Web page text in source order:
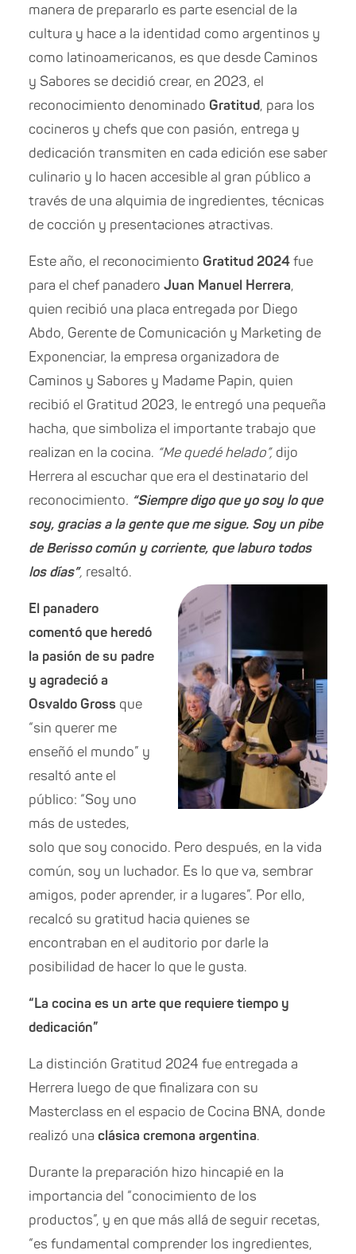
manera de prepararlo es parte esencial de la
cultura y hace a la identidad como argentinos y
como latinoamericanos, es que desde Caminos
y Sabores se decidió crear, en 2023, el
reconocimiento denominado Gratitud, para los
cocineros y chefs que con pasión, entrega y
dedicación transmiten en cada edición ese saber
culinario y lo hacen accesible al gran público a
través de una alquimia de ingredientes, técnicas
de cocción y presentaciones atractivas.
Este año, el reconocimiento Gratitud 2024fue
para el chef panadero Juan Manuel Herrera,
quien recibió una placa entregada por Diego
Abdo, Gerente de Comunicación y Marketing de
Exponenciar, la empresa organizadora de
Caminos y Sabores y Madame Papin, quien
recibió el Gratitud 2023, le entregó una pequeña
hacha, que simboliza el importante trabajo que
realizan en la cocina. “Me quedé helado”, dijo
Herrera al escuchar que era el destinatario del
reconocimiento. “Siempre digo que yo soy lo que
soy, gracias a la gente que me sigue. Soy un pibe
de Berisso común y corriente, que laburo todos
los días”, resaltó.
El panadero
comentó que heredó
la pasión de su padre
y agradeció a
Osvaldo Gross que
“sin querer me
enseñó el mundo” y
resaltó ante el
público: “Soy uno
más de ustedes,
solo que soy conocido. Pero después, en la vida
común, soy un luchador. Es lo que va, sembrar
amigos, poder aprender, ir a lugares”. Por ello,
recalcó su gratitud hacia quienes se
encontraban en el auditorio por darle la
posibilidad de hacer lo que le gusta.
“La cocina es un arte que requiere tiempo y
dedicación”
La distinción Gratitud 2024 fue entregada a
Herrera luego de que finalizara con su
Masterclass en el espacio de Cocina BNA, donde
realizó una clásica cremona argentina.
Durante la preparación hizo hincapié en la
importancia del “conocimiento de los
productos”, y en que más allá de seguir recetas,
“es fundamental comprender los ingredientes,